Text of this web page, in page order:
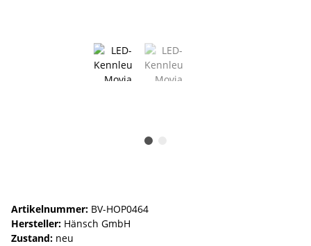
Artikelnummer: BV-HOP0464
Hersteller: Hänsch GmbH
Zustand: neu